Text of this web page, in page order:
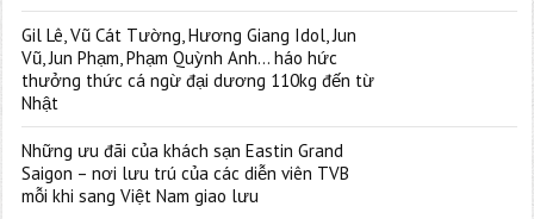
Gil Lê, Vũ Cát Tường, Hương Giang Idol, Jun
Vũ, Jun Phạm, Phạm Quỳnh Anh… háo hức
thưởng thức cá ngừ đại dương 110kg đến từ
Nhật
Những ưu đãi của khách sạn Eastin Grand
Saigon – nơi lưu trú của các diễn viên TVB
mỗi khi sang Việt Nam giao lưu